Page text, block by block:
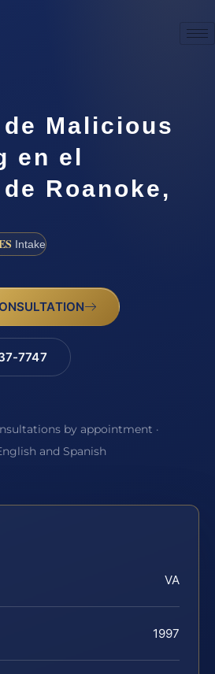
Malicious
en el
Roanoke,
Intake
7747
by appointment ·
and Spanish
VA
1997